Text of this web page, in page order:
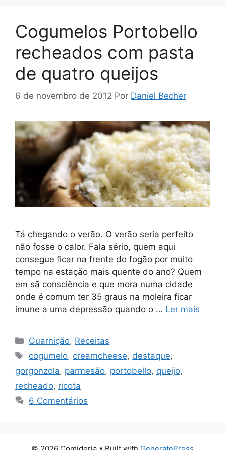
Cogumelos Portobello
recheados com pasta
de quatro queijos
6 de novembro de 2012 Por Daniel Becher
Tá chegando o verão. O verão seria perfeito
não fosse o calor. Fala sério, quem aqui
consegue ficar na frente do fogão por muito
tempo na estação mais quente do ano? Quem
em sã consciência e que mora numa cidade
onde é comum ter 35 graus na moleira ficar
imune a uma depressão quando o … Ler mais
Categorias
Guarnição, Receitas
Tags
cogumelo, creamcheese, destaque,
gorgonzola, parmesão, portobello, queijo,
recheado, ricota
6 Comentários